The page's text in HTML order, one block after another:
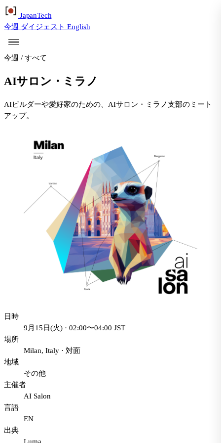
JapanTech
今週 ダイジェスト English
今週 / すべて
AIサロン・ミラノ
AIビルダーや愛好家のための、AIサロン・ミラノ支部のミート
アップ。
日時
9月15日(火) · 02:00〜04:00 JST
場所
Milan, Italy · 対面
地域
その他
主催者
AI Salon
言語
EN
出典
Luma